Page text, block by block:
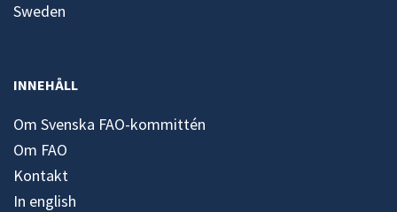
Sweden
INNEHÅLL
Om Svenska FAO-kommittén
Om FAO
Kontakt
In english